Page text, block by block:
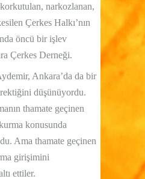
narkozlanan,
Çerkes Halkı’nın
öncü bir işlev
Çerkes Derneği.
Ankara’da da bir
düşünüyordu.
thamate geçinen
konusunda
Ama thamate geçinen
girişimini
ettiler.